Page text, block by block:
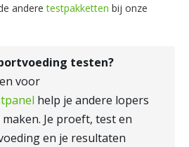
anderetestpakketten bij onze
testen?
voor
help je andere lopers
Je proeft, test en
en je resultaten